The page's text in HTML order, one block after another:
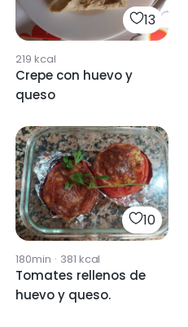
13
219 kcal
Crepe con huevo y
queso
10
180min · 381 kcal
Tomates rellenos de
huevo y queso.